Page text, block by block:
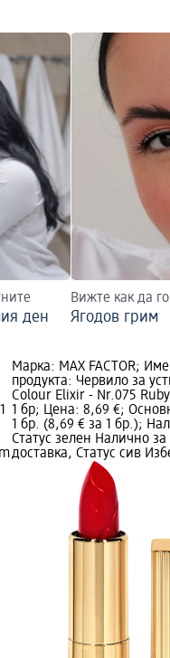
ден
Вижте как да
Ягодов грим
Марка: MAX FACTOR;
продукта: Червило за
Colour Elixir - Nr.075
1 бр; Цена: 8,69 €;
1 бр. (8,69 € за 1 бр.);
Статус зелен Налично за
доставка, Статус сив